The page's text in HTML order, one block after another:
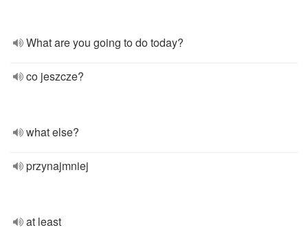
What are you going to do today?
co jeszcze?
what else?
przynajmniej
at least